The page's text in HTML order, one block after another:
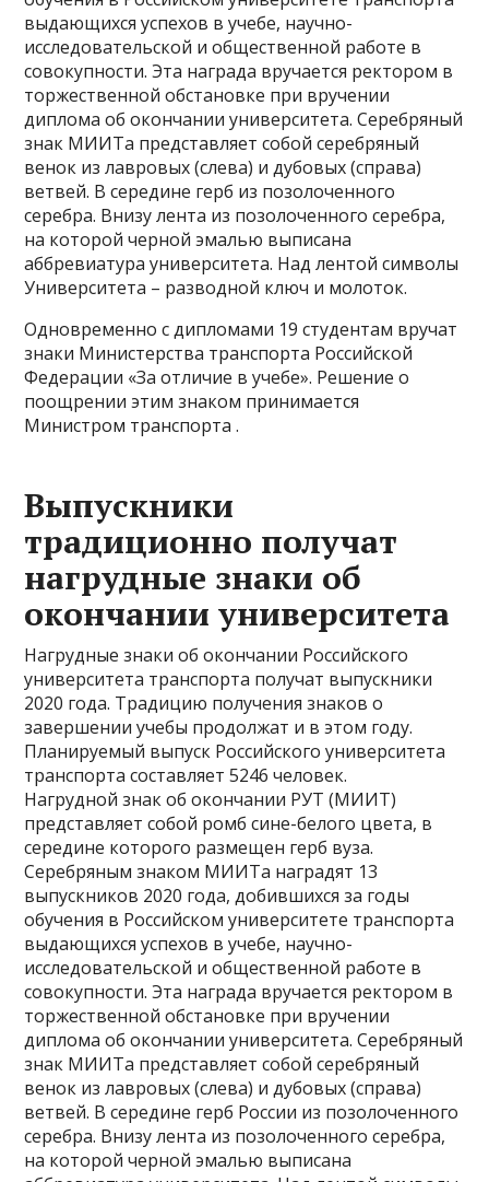
выдающихся успехов в учебе, научно-
исследовательской и общественной работе в
совокупности. Эта награда вручается ректором в
торжественной обстановке при вручении
диплома об окончании университета. Серебряный
знак МИИТа представляет собой серебряный
венок из лавровых (слева) и дубовых (справа)
ветвей. В середине герб из позолоченного
серебра. Внизу лента из позолоченного серебра,
на которой черной эмалью выписана
аббревиатура университета. Над лентой символы
Университета – разводной ключ и молоток.
Одновременно с дипломами 19 студентам вручат
знаки Министерства транспорта Российской
Федерации «За отличие в учебе». Решение о
поощрении этим знаком принимается
Министром транспорта .
Выпускники
традиционно получат
нагрудные знаки об
окончании университета
Нагрудные знаки об окончании Российского
университета транспорта получат выпускники
2020 года. Традицию получения знаков о
завершении учебы продолжат и в этом году.
Планируемый выпуск Российского университета
транспорта составляет 5246 человек.
Нагрудной знак об окончании РУТ (МИИТ)
представляет собой ромб сине-белого цвета, в
середине которого размещен герб вуза.
Серебряным знаком МИИТа наградят 13
выпускников 2020 года, добившихся за годы
обучения в Российском университете транспорта
выдающихся успехов в учебе, научно-
исследовательской и общественной работе в
совокупности. Эта награда вручается ректором в
торжественной обстановке при вручении
диплома об окончании университета. Серебряный
знак МИИТа представляет собой серебряный
венок из лавровых (слева) и дубовых (справа)
ветвей. В середине герб России из позолоченного
серебра. Внизу лента из позолоченного серебра,
на которой черной эмалью выписана